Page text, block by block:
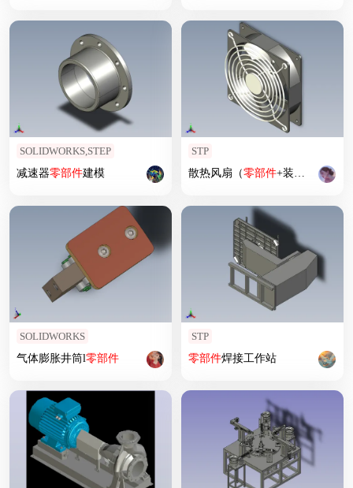
SOLIDWORKS,STEP
减速器零部件建模
STP
散热风扇（零部件+装配体）
SOLIDWORKS
气体膨胀井筒l零部件
STP
零部件焊接工作站